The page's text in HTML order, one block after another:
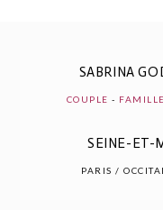
POST COMMENT
SABRINA
COUPLE - FAMILLE
SEINE-ET-
PARIS /